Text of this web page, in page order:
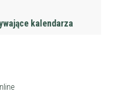
kalendarza